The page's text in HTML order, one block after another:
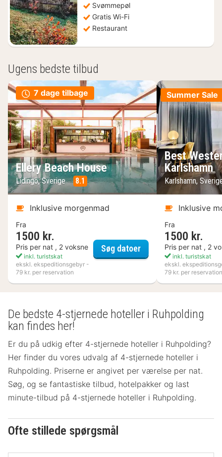
Svømmepøl
Gratis Wi-Fi
Restaurant
Ugens bedste tilbud
7 dage tilbage
Ellery Beach House
Lidingö, Sverige 8.1
Inklusive morgenmad
Fra
1500 kr.
Pris per nat , 2 voksne
inkl. turistskat
ekskl. ekspeditionsgebyr -
79 kr. per reservation
Søg datoerEllery Beach House
Summer Sale
Best
Karlshamn
Karlshamn,
Inklusive
Fra
1500 kr.
Pris per nat , 2
inkl. turistskat
ekskl.
79 kr. per reservation
De bedste 4-stjernede hoteller i Ruhpolding
kan findes her!
Er du på udkig efter 4-stjernede hoteller i Ruhpolding?
Her finder du vores udvalg af 4-stjernede hoteller i
Ruhpolding. Priserne er angivet per værelse per nat.
Søg, og se fantastiske tilbud, hotelpakker og last
minute-tilbud på 4-stjernede hoteller i Ruhpolding.
Ofte stillede spørgsmål